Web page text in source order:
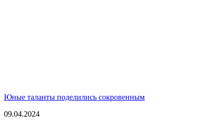
Юные таланты поделились сокровенным
09.04.2024